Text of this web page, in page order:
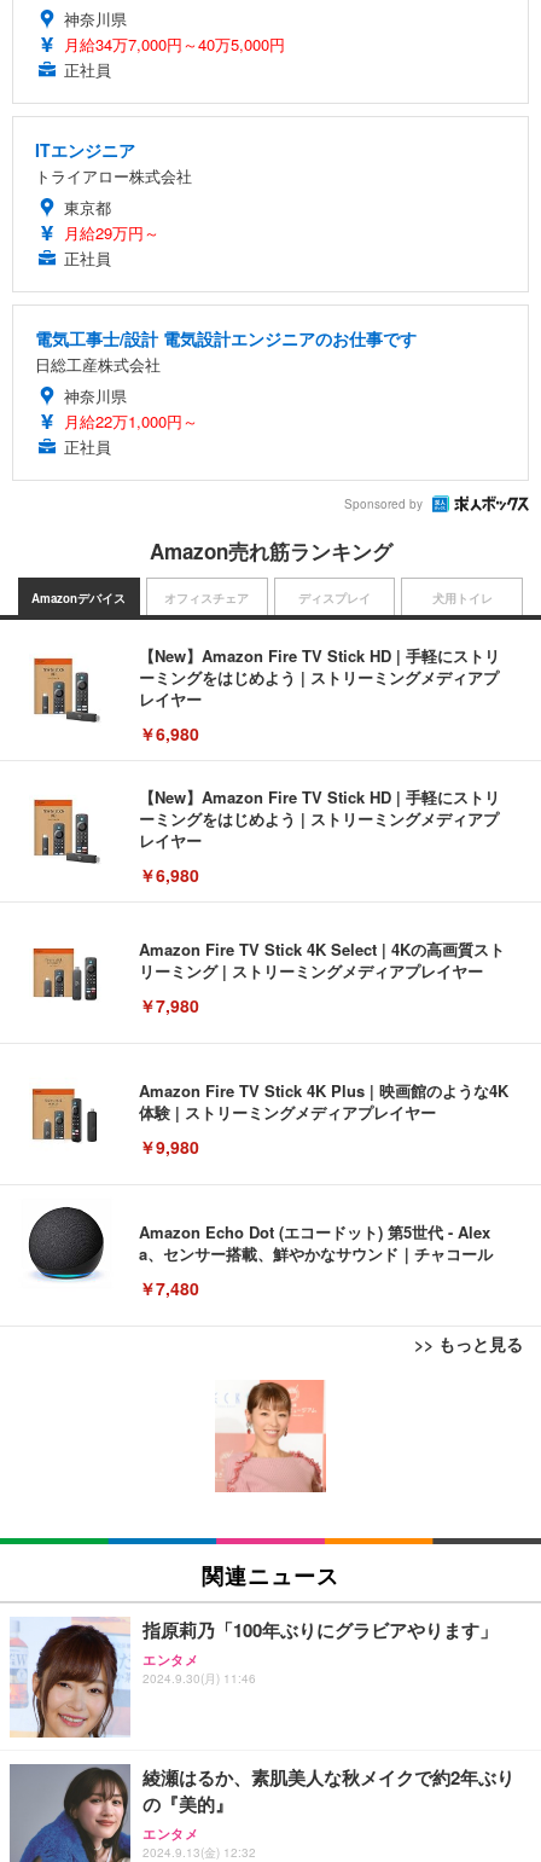
神奈川県
月給34万7,000円～40万5,000円
正社員
ITエンジニア
トライアロー株式会社
東京都
月給29万円～
正社員
電気工事士/設計 電気設計エンジニアのお仕事です
日総工産株式会社
神奈川県
月給22万1,000円～
正社員
Sponsored by
Amazon売れ筋ランキング
Amazonデバイス
【New】Amazon Fire TV Stick HD | 手軽にストリ
ーミングをはじめよう | ストリーミングメディアプ
レイヤー
￥6,980
【New】Amazon Fire TV Stick HD | 手軽にストリ
ーミングをはじめよう | ストリーミングメディアプ
レイヤー
￥6,980
Amazon Fire TV Stick 4K Select | 4Kの高画質スト
リーミング | ストリーミングメディアプレイヤー
￥7,980
Amazon Fire TV Stick 4K Plus | 映画館のような4K
体験 | ストリーミングメディアプレイヤー
￥9,980
Amazon Echo Dot (エコードット) 第5世代 - Alex
a、センサー搭載、鮮やかなサウンド｜チャコール
￥7,480
>> もっと見る
オフィスチェア
[EdoErgo] オフィスチェア 椅子 テレワーク 疲れな
い 跳ね上げ式アームレスト コンパクト 約105度ロッ
キング pc 事務椅子 360度回転 座面昇降 強化ナイロ
ン樹脂ベース 通気性メッシュ 在宅ワーク H-WY01
(黒網+黒枠+黒足)
SIHOO B100 オフィスチェア／デスクチェア メッシ
ュチェア 人間工学 疲れない ブラック
￥27,999
Sezlife オフィスチェア デスクチェア 疲れない テレ
務用 おしゃれ パソコンチェア (ブラック)
Sezlife オフィスチェア デスクチェア 疲れない テレ
ワーク チェア 強化バックレスト 30度ロッキング機
ディスプレイ
EIZO ビジネス向けプレミアムモニター | FlexScan
EV3240X-WT | 31.5型4K UHD・USB Type-C・ホワ
￥105,595
EIZO ビジネス向けプレミアムモニター | FlexScan
￥109,572
【純正品】27"ゲーミングモニター DualSense 充電
【整備済み品】Dell E2724HS 27インチ 液晶モニタ
ー フルHD（1920×1080）VA 非光沢 HDMI/DisplayP
犬用トイレ
Amazonベーシック ペットシーツ 薄型 レギュラー 1
回使い捨て 無香料 ホワイト 300枚
Amazonベーシック ペットシーツ 厚型 ワイド 42枚
x2袋(84枚) ホワイト(吸収面:ライトブルー)
￥3,234
ネオ・ルーライフ ネオ・オムツ L 中型犬用 26枚入
Smart Basic(スマートベーシック) 【Amazon.co.jp
限定】 Smart Basic アイリスオーヤマ ペットシーツ
関連ニュース
指原莉乃「100年ぶりにグラビアやります」
エンタメ
2024.9.30(月) 11:46
綾瀬はるか、素肌美人な秋メイクで約2年ぶり
の『美的』
エンタメ
2024.9.13(金) 12:32